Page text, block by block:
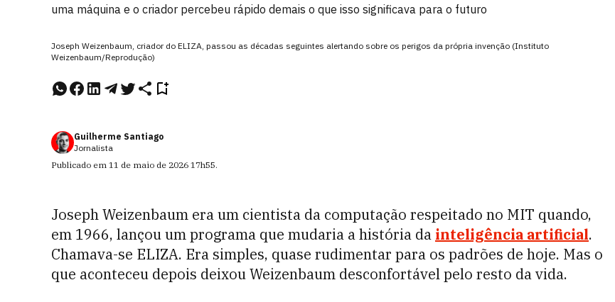
uma máquina e o criador percebeu rápido demais o que isso significava para o futuro
Joseph Weizenbaum, criador do ELIZA, passou as décadas seguintes alertando sobre os perigos da própria invenção (Instituto
Weizenbaum/Reprodução)
Guilherme Santiago
Jornalista
Publicado em 11 de maio de 2026 17h55.
Joseph Weizenbaum era um cientista da computação respeitado no MIT quando,
em 1966, lançou um programa que mudaria a história da inteligência artificial.
Chamava-se ELIZA. Era simples, quase rudimentar para os padrões de hoje. Mas o
que aconteceu depois deixou Weizenbaum desconfortável pelo resto da vida.